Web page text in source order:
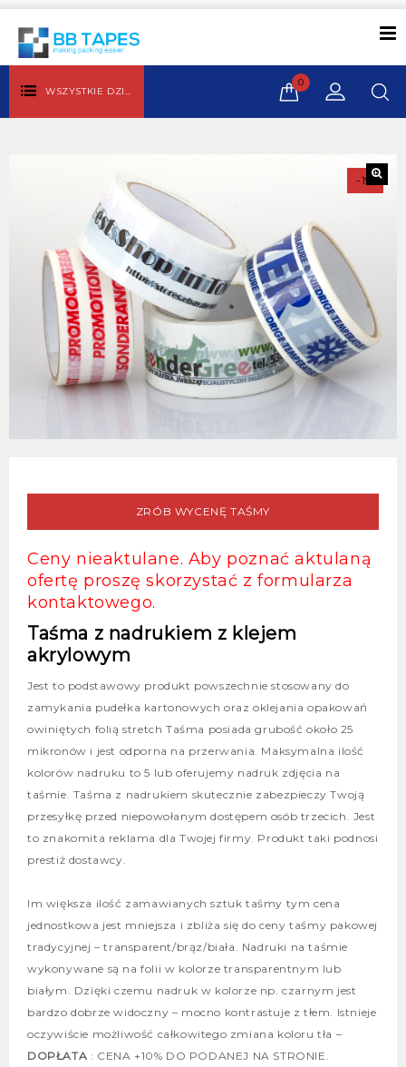
WSZYSTKIE DZIAŁY
0
-1%
ZRÓB WYCENĘ TAŚMY
Ceny nieaktulane. Aby poznać aktulaną
ofertę proszę skorzystać z formularza
kontaktowego.
Taśma z nadrukiem z klejem
akrylowym
Jest to podstawowy produkt powszechnie stosowany do
zamykania pudełka kartonowych oraz oklejania opakowań
owiniętych folią stretch Taśma posiada grubość około 25
mikronów i jest odporna na przerwania. Maksymalna ilość
kolorów nadruku to 5 lub oferujemy nadruk zdjęcia na
taśmie. Taśma z nadrukiem skutecznie zabezpieczy Twoją
przesyłkę przed niepowołanym dostępem osób trzecich. Jest
to znakomita reklama dla Twojej firmy. Produkt taki podnosi
prestiż dostawcy.
Im większa ilość zamawianych sztuk taśmy tym cena
jednostkowa jest mniejsza i zbliża się do ceny taśmy pakowej
tradycyjnej – transparent/brąz/biała. Nadruki na taśmie
wykonywane są na folii w kolorze transparentnym lub
białym. Dzięki czemu nadruk w kolorze np. czarnym jest
bardzo dobrze widoczny – mocno kontrastuje z tłem. Istnieje
oczywiście możliwość całkowitego zmiana koloru tła –
DOPŁATA : CENA +10% DO PODANEJ NA STRONIE.